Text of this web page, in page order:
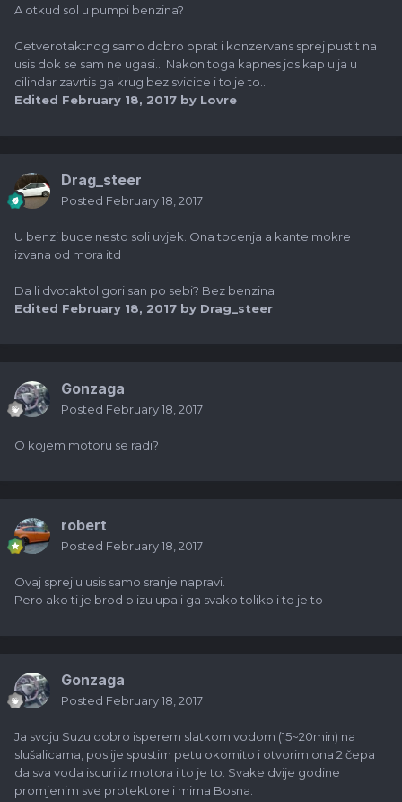
A otkud sol u pumpi benzina?
Cetverotaktnog samo dobro oprat i konzervans sprej pustit na
usis dok se sam ne ugasi... Nakon toga kapnes jos kap ulja u
cilindar zavrtis ga krug bez svicice i to je to...
Edited February 18, 2017 by Lovre
Drag_steer
Posted February 18, 2017
U benzi bude nesto soli uvjek. Ona tocenja a kante mokre
izvana od mora itd
Da li dvotaktol gori san po sebi? Bez benzina
Edited February 18, 2017 by Drag_steer
Gonzaga
Posted February 18, 2017
O kojem motoru se radi?
robert
Posted February 18, 2017
Ovaj sprej u usis samo sranje napravi.
Pero ako ti je brod blizu upali ga svako toliko i to je to
Gonzaga
Posted February 18, 2017
Ja svoju Suzu dobro isperem slatkom vodom (15~20min) na
slušalicama, poslije spustim petu okomito i otvorim ona 2 čepa
da sva voda iscuri iz motora i to je to. Svake dvije godine
promjenim sve protektore i mirna Bosna.